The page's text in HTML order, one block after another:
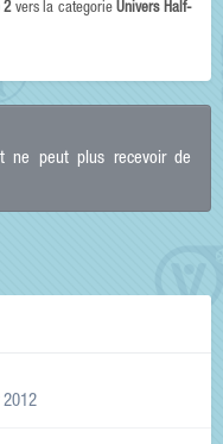
2vers la categorieUnivers Half-
ne peut plus recevoir de
2012